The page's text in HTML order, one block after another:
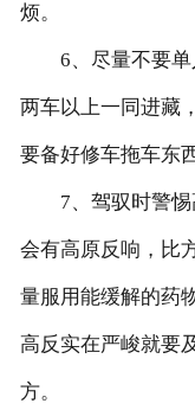
烦。
6、尽量不要单
两车以上一同进藏
要备好修车拖车东
7、驾驭时警惕
会有高原反响，比
量服用能缓解的药
高反实在严峻就要
方。